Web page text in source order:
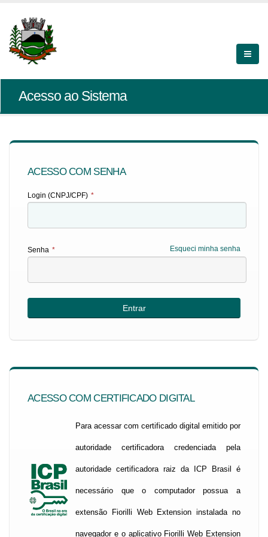
Acesso ao Sistema
ACESSO COM SENHA
Login (CNPJ/CPF) *
Esqueci minha senha
Senha *
ACESSO COM CERTIFICADO DIGITAL
Para acessar com certificado digital emitido por
autoridade certificadora credenciada pela
autoridade certificadora raiz da ICP Brasil é
necessário que o computador possua a
extensão Fiorilli Web Extension instalada no
navegador e o aplicativo Fiorilli Web Extension